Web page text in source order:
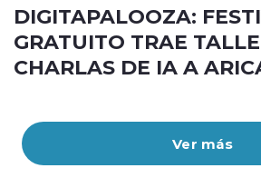
Ver más
DIGITAPALOOZA:
GRATUITO TRAE
CHARLAS DE IA A